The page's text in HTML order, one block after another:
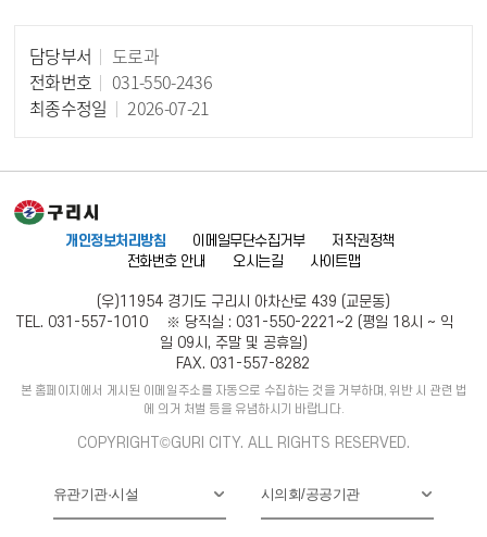
담당부서
도로과
전화번호
031-550-2436
최종수정일
2026-07-21
개인정보처리방침 이메일무단수집거부
저작권정책
전화번호 안내
오시는길 사이트맵
(우)11954 경기도 구리시 아차산로 439 (교문동)
TEL. 031-557-1010 ※ 당직실 : 031-550-2221~2 (평일 18시 ~ 익
일 09시, 주말 및 공휴일)
FAX. 031-557-8282
본 홈페이지에서 게시된 이메일주소를 자동으로 수집하는 것을 거부하며, 위반 시 관련 법
에 의거 처벌 등을 유념하시기 바랍니다.
COPYRIGHT©GURI CITY. ALL RIGHTS RESERVED.
유관기관·시설 시의회/공공기관